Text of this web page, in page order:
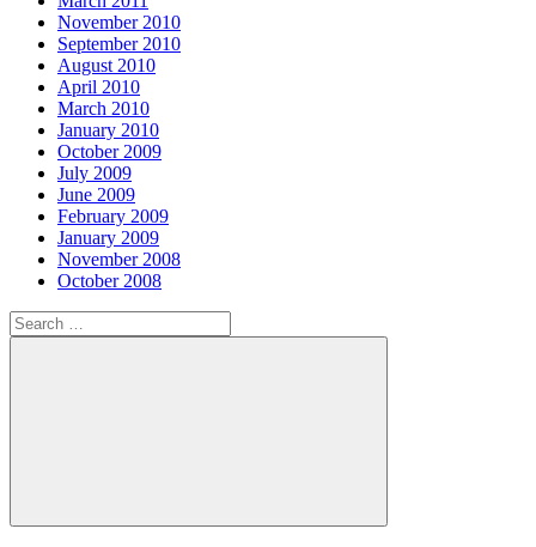
November 2010
September 2010
August 2010
April 2010
March 2010
January 2010
October 2009
July 2009
June 2009
February 2009
January 2009
November 2008
October 2008
Search
for:
Search